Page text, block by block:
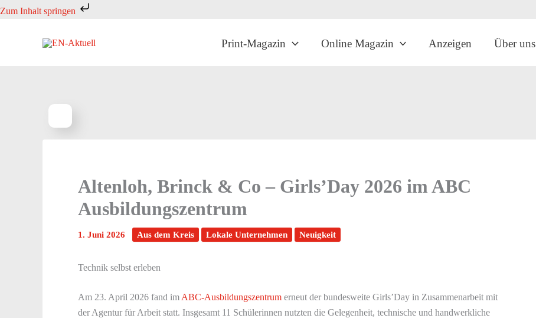
Zum Inhalt springen
Zum
Print-Magazin Online Magazin Anzeigen Über uns
Altenloh, Brinck & Co – Girls’Day 2026 im ABC
Ausbildungszentrum
1. Juni 2026 Aus dem Kreis Lokale Unternehmen Neuigkeit
Technik selbst erleben
Am 23. April 2026 fand im ABC-Ausbildungszentrum erneut der bundesweite Girls’Day in Zusammenarbeit mit
der Agentur für Arbeit statt. Insgesamt 11 Schülerinnen nutzten die Gelegenheit, technische und handwerkliche